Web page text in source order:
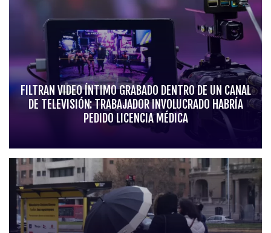
FILTRAN VIDEO ÍNTIMO GRABADO DENTRO DE UN CANAL
DE TELEVISIÓN: TRABAJADOR INVOLUCRADO HABRÍA
PEDIDO LICENCIA MÉDICA